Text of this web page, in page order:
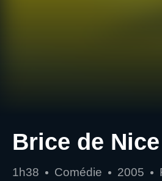
Brice de Nice
1h38 Comédie 2005